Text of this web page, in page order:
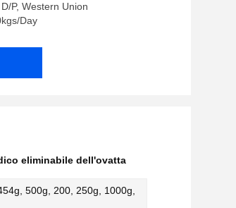
P, Western Union
Day
eliminabile dell'ovatta
500g, 200, 250g, 1000g,